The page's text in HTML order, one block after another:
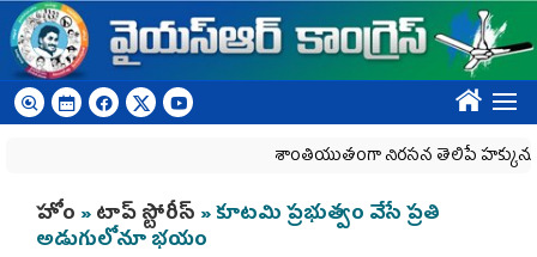
Skip to main content
????
శాంతియుతంగా నిరసన తెలిపే హక్కును
You are here
హోం »టాప్ స్టోరీస్ » కూట‌మి ప్ర‌భుత్వం వేసే ప్ర‌తి
అడుగులోనూ భ‌యం